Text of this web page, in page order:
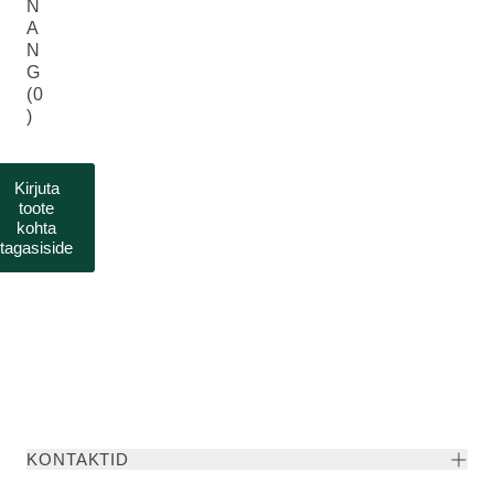
N
A
N
G
(0
)
Kirjuta
toote
kohta
tagasiside
KONTAKTID